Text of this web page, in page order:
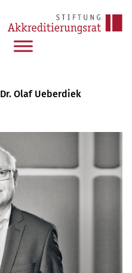
Dr. Olaf Ueberdiek